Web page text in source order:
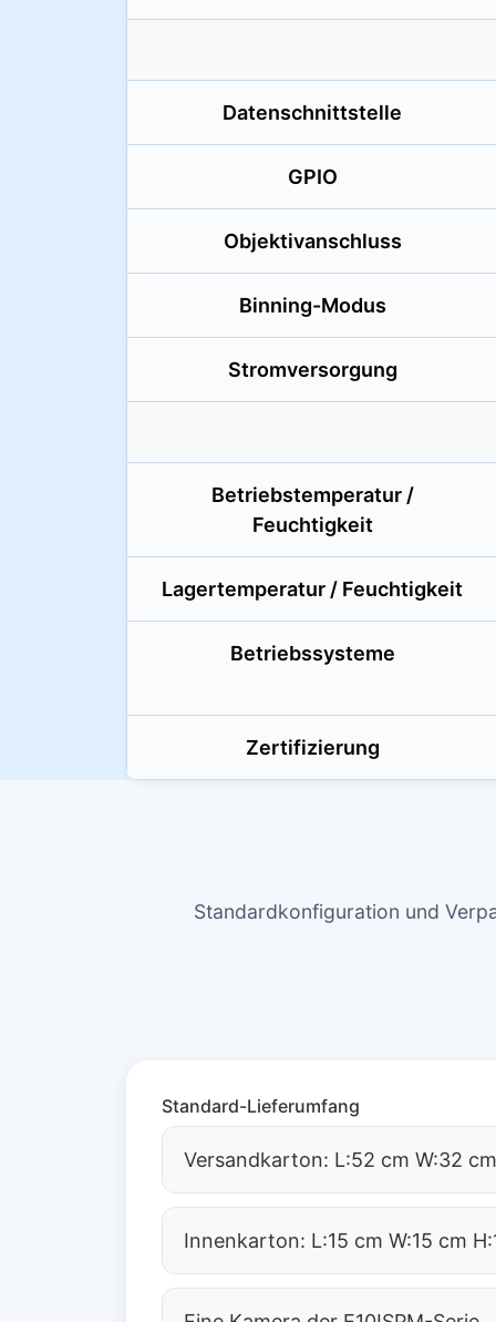
Datenschnittstelle
GPIO
Objektivanschluss
Binning-Modus
Stromversorgung
Betriebstemperatur /
Feuchtigkeit
Lagertemperatur / Feuchtigkeit
Betriebssysteme
Zertifizierung
Standardkonfiguration und
Standard-Lieferumfang
Versandkarton: L:52 cm W:32
Innenkarton: L:15 cm W:15 cm